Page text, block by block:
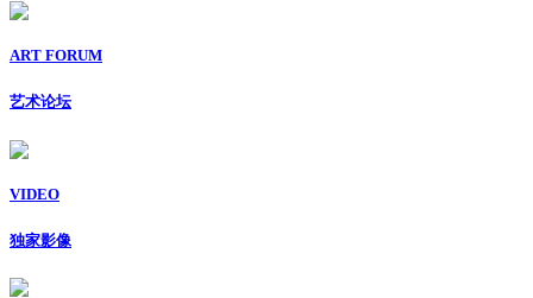
ART FORUM
艺术论坛
VIDEO
独家影像